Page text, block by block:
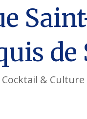
de
Cocktail & Culture